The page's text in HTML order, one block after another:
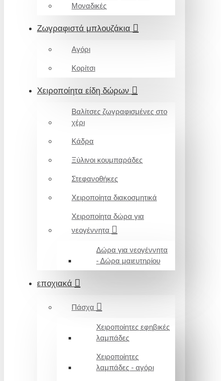
Μοναδικές
Ζωγραφιστά μπλουζάκια
Αγόρι
Κορίτσι
Χειροποίητα είδη δώρων
Βαλίτσες ζωγραφισμένες στο
χέρι
Κάδρα
Ξύλινοι κουμπαράδες
Στεφανοθήκες
Χειροποίητα διακοσμητικά
Χειροποίητα δώρα για
νεογέννητα
Δώρα για νεογέννητα
- Δώρα μαιευτηρίου
εποχιακά
Πάσχα
Χειροποίητες εφηβικές
λαμπάδες
Χειροποίητες
λαμπάδες - αγόρι